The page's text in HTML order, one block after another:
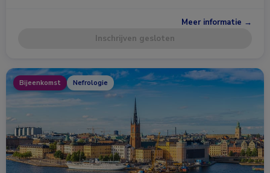
Meer informatie →
Inschrijven gesloten
Bijeenkomst Nefrologie